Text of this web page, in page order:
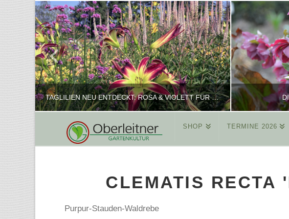
TAGLILIEN NEU ENTDECKT: ROSA & VIOLETT FÜR ROMANTISCHE PFLANZKOMBINATIONEN
REINHARD
FEBRUAR 16, 2025
SHOP TERMINE 2026
CLEMATIS RECTA
Purpur-Stauden-Waldrebe